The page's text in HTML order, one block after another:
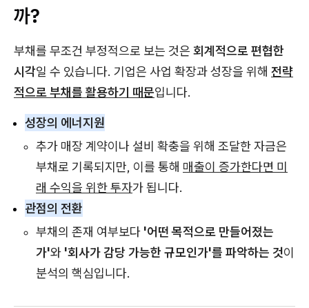
까?
부채를 무조건 부정적으로 보는 것은 회계적으로 편협한
시각일 수 있습니다. 기업은 사업 확장과 성장을 위해 전략
적으로 부채를 활용하기 때문입니다.
성장의 에너지원
추가 매장 계약이나 설비 확충을 위해 조달한 자금은
부채로 기록되지만, 이를 통해 매출이 증가한다면 미
래 수익을 위한 투자가 됩니다.
관점의 전환
부채의 존재 여부보다 '어떤 목적으로 만들어졌는
가'와 '회사가 감당 가능한 규모인가'를 파악하는 것이
분석의 핵심입니다.